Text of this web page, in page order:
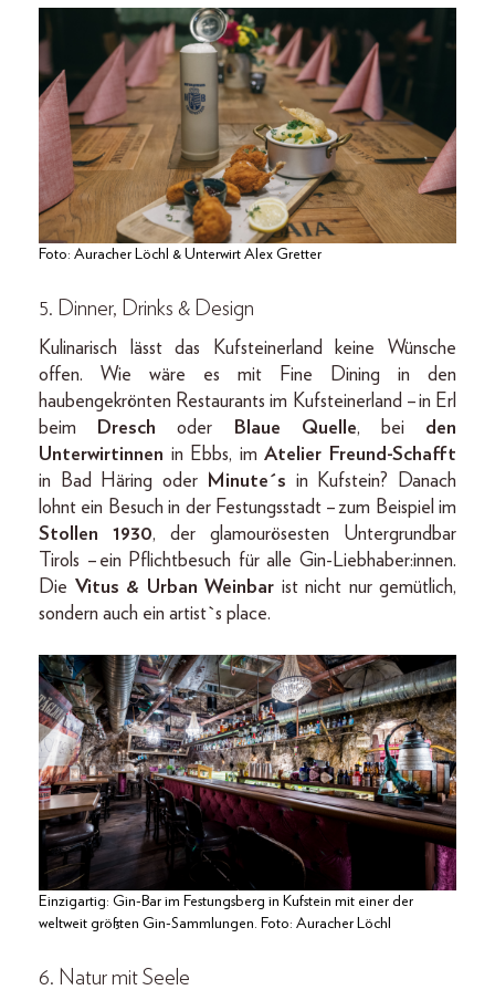
Foto: Auracher Löchl & Unterwirt Alex Gretter
5. Dinner, Drinks & Design
Kulinarisch lässt das Kufsteinerland keine Wünsche
offen. Wie wäre es mit Fine Dining in den
haubengekrönten Restaurants im Kufsteinerland – in Erl
beim Dresch oder Blaue Quelle, bei den
Unterwirtinnen in Ebbs, imAtelier Freund-Schafft
in Bad Häring oder
Minute´s in Kufstein? Danach
lohnt ein Besuch in der Festungsstadt – zum Beispiel im
Stollen 1930, der glamourösesten Untergrundbar
Tirols – ein Pflichtbesuch für alle Gin-Liebhaber:innen.
Die Vitus & Urban Weinbar ist nicht nur gemütlich,
sondern auch ein artist`s place.
Einzigartig: Gin-Bar im Festungsberg in Kufstein mit einer der
weltweit größten Gin-Sammlungen. Foto: Auracher Löchl
6. Natur mit Seele